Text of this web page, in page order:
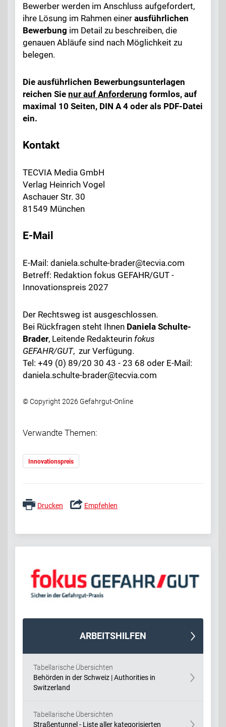
Bewerber werden im Anschluss aufgefordert,
ihre Lösung im Rahmen einer ausführlichen
Bewerbung im Detail zu beschreiben, die
genauen Abläufe sind nach Möglichkeit zu
belegen.
Die ausführlichen Bewerbungsunterlagen
reichen Sie nur auf Anforderung formlos, auf
maximal 10 Seiten, DIN A 4 oder als PDF-Datei
ein.
Kontakt
TECVIA Media GmbH
Verlag Heinrich Vogel
Aschauer Str. 30
81549 München
E-Mail
E-Mail: daniela.schulte-brader@tecvia.com
Betreff: Redaktion fokus GEFAHR/GUT -
Innovationspreis 2027
Der Rechtsweg ist ausgeschlossen.
Bei Rückfragen steht Ihnen Daniela Schulte-
Brader, Leitende Redakteurin fokus
GEFAHR/GUT, zur Verfügung.
Tel: +49 (0) 89/20 30 43 - 23 68 oder E-Mail:
daniela.schulte-brader@tecvia.com
© Copyright 2026 Gefahrgut-Online
Verwandte Themen:
Innovationspreis
Drucken Empfehlen
ARBEITSHILFEN
Tabellarische Übersichten
Behörden in der Schweiz | Authorities in
Switzerland
Tabellarische Übersichten
Straßentunnel - Liste aller kategorisierten